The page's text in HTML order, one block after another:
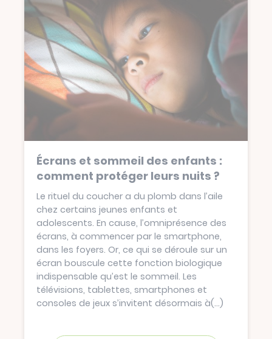
Écrans et sommeil des enfants :
comment protéger leurs nuits ?
Le rituel du coucher a du plomb dans l’aile
chez certains jeunes enfants et
adolescents. En cause, l’omniprésence des
écrans, à commencer par le smartphone,
dans les foyers. Or, ce qui se déroule sur un
écran bouscule cette fonction biologique
indispensable qu’est le sommeil. Les
télévisions, tablettes, smartphones et
consoles de jeux s’invitent désormais à(...)